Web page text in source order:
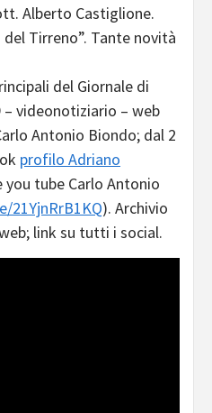
Alberto Castiglione.
Tirreno”. Tante novità
del Giornale di
– videonotiziario – web
Antonio Biondo; dal 2
profilo Adriano
you tube Carlo Antonio
21YjnRrB1KQ). Archivio
link su tutti i social.